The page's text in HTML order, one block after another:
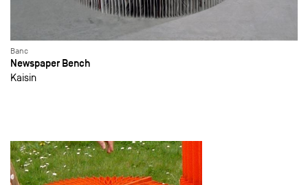
Banc
Newspaper Bench
Kaisin